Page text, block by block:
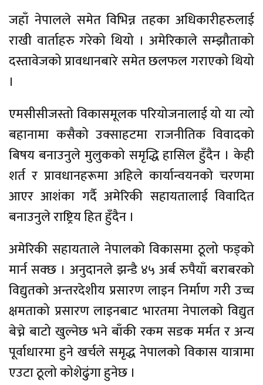
जहाँ नेपालले समेत विभिन्न तहका अधिकारीहरुलाई
राखी वार्ताहरु गरेको थियो । अमेरिकाले सम्झौताको
दस्तावेजको प्रावधानबारे समेत छलफल गराएको थियो
।
एमसीसीजस्तो विकासमूलक परियोजनालाई यो या त्यो
बहानामा कसैको उक्साहटमा राजनीतिक विवादको
बिषय बनाउनुले मुलुकको समृद्धि हासिल हुँदैन । केही
शर्त र प्रावधानहरूमा अहिले कार्यान्वयनको चरणमा
आएर आशंका गर्दै अमेरिकी सहायतालाई विवादित
बनाउनुले राष्ट्रिय हित हुँदैन ।
अमेरिकी सहायताले नेपालको विकासमा ठूलो फड्को
मार्न सक्छ । अनुदानले झन्डै ४५ अर्ब रुपैयाँ बराबरको
विद्युतको अन्तरदेशीय प्रसारण लाइन निर्माण गरी उच्च
क्षमताको प्रसारण लाइनबाट भारतमा नेपालको विद्युत
बेच्ने बाटो खुल्नेछ भने बाँकी रकम सडक मर्मत र अन्य
पूर्वाधारमा हुने खर्चले समृद्ध नेपालको विकास यात्रामा
एउटा ठूलो कोशेढुंगा हुनेछ ।